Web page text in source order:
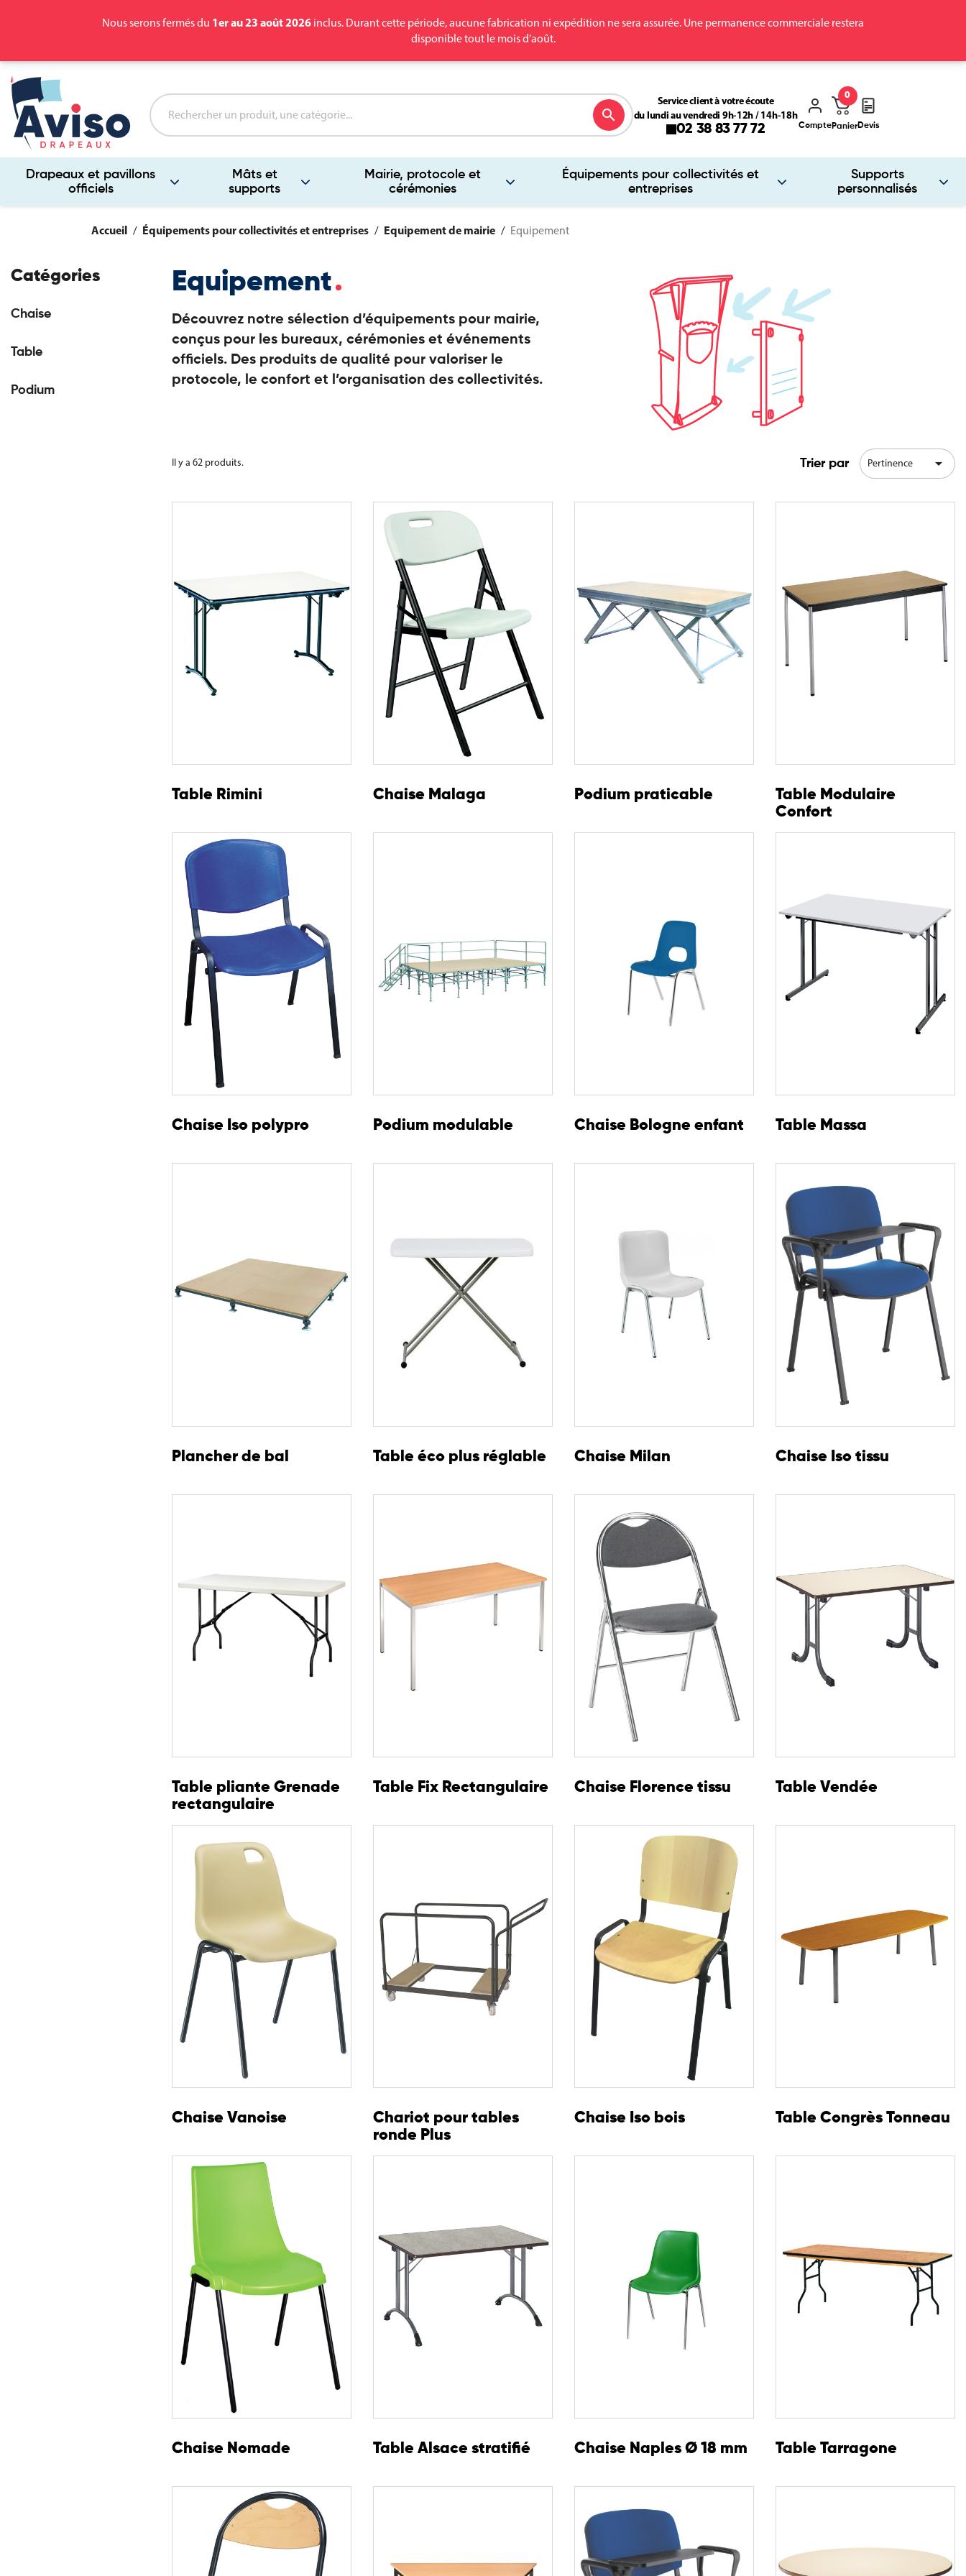
Nous serons fermés du 1er au 23 août 2026 inclus. Durant cette période, aucune fabrication ni expédition ne sera assurée. Une permanence commerciale restera
disponible tout le mois d’août.
Drapeaux et pavillons
officiels
Mâts et
supports
Mairie, protocole et
cérémonies
Équipements pour collectivités et
entreprises
Supports
personnalisés
search
Service client à votre écoute
du lundi au vendredi 9h-12h / 14h-18h
02 38 83 77 72 ComptePanier
0
Devis
Accueil Équipements pour collectivités et entreprises Equipement de mairie Equipement
Catégories
Chaise
Table
Podium
Equipement
Découvrez notre sélection d’équipements pour mairie,
conçus pour les bureaux, cérémonies et événements
officiels. Des produits de qualité pour valoriser le
protocole, le confort et l’organisation des collectivités.
Il y a 62 produits. Trier par Pertinence 
Table Rimini Chaise Malaga Podium praticable
Table Modulaire
Confort
Chaise Iso polypro Podium modulable Chaise Bologne enfant Table Massa
Plancher de bal Table éco plus réglable Chaise Milan Chaise Iso tissu
Table pliante Grenade
rectangulaire
Table Fix Rectangulaire Chaise Florence tissu Table Vendée
Chaise Vanoise
Chariot pour tables
ronde Plus
Chaise Iso bois Table Congrès Tonneau
Chaise Nomade Table Alsace stratifié Chaise Naples Ø 18 mm Table Tarragone